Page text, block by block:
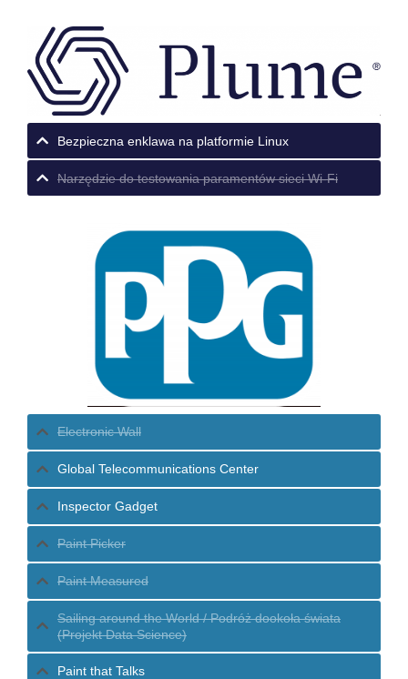
Bezpieczna enklawa na platformie Linux
Narzędzie do testowania paramentów sieci Wi-Fi
Electronic Wall
Global Telecommunications Center
Inspector Gadget
Paint Picker
Paint Measured
Sailing around the World / Podróż dookoła świata
(Projekt Data Science)
Paint that Talks